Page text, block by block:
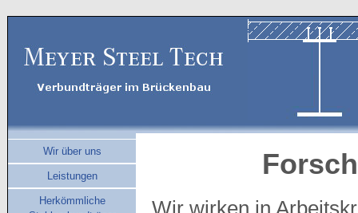
Wir über uns
Leistungen
Herkömmliche
Wir wirken in